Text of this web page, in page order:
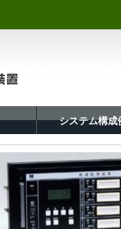
システム構成